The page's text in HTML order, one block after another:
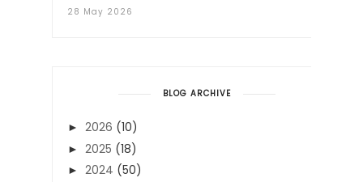
28 May 2026
BLOG ARCHIVE
► 2026 (10)
► 2025 (18)
► 2024 (50)